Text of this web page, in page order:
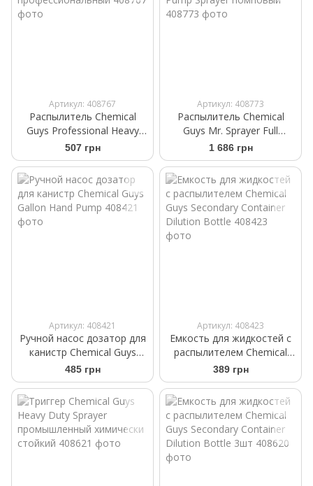
Артикул: 408767
Распылитель Chemical
Guys Professional Heavy
Duty Bottle and Sprayer
профессиональный
507 грн
Артикул: 408773
Распылитель Chemical
Guys Mr. Sprayer Full
Function Atomizer and
Pump Sprayer помповый
1 686 грн
Артикул: 408421
Ручной насос дозатор для
канистр Chemical Guys
Gallon Hand Pump
485 грн
Артикул: 408423
Емкость для жидкостей с
распылителем Chemical
Guys Secondary Container
Dilution Bottle
389 грн